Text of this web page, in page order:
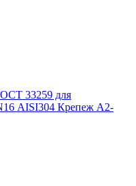
33259 для
AISI304 Крепеж А2-